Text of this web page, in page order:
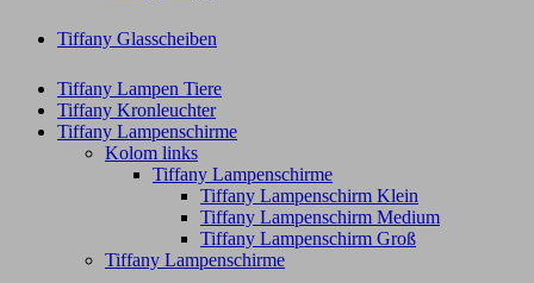
Tiffany Glasscheiben
Tiffany Lampen Tiere
Tiffany Kronleuchter
Tiffany Lampenschirme
Kolom links
Tiffany Lampenschirme
Tiffany Lampenschirm Klein​
Tiffany Lampenschirm Medium
Tiffany Lampenschirm Groß​
Tiffany Lampenschirme